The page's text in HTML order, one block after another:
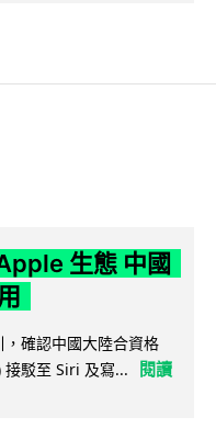
生態 中國
確認中國大陸合資格
駁至 Siri 及寫...
閱讀